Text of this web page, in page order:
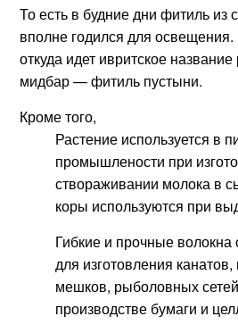
То есть в будние дни фитиль из
вполне годился для
откуда идет ивритское
мидбар — фитиль пустыни.
Кроме того,
Растение используется в
промышлености при
створаживании молока в
коры используются при
Гибкие и прочные волокна
для изготовления
мешков, рыболовных
производстве бумаги и